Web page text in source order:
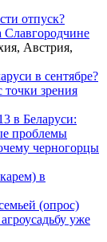
отпуск?
Австрия,
в сентябре?
точки зрения
в Беларуси:
проблемы
черногорцы
в
(опрос)
уже